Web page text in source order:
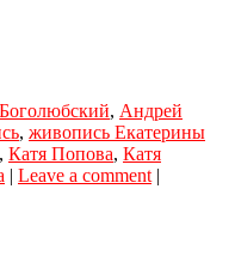
, Андрей
, живопись Екатерины
, Катя Попова, Катя
| Leave a comment |